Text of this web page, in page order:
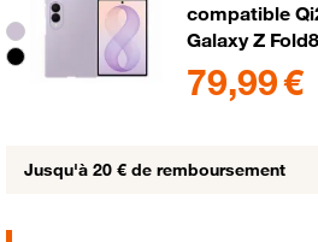
Groupe de couleurs disponibles non
compatible
Galaxy Z Fold8
79,99 €
Jusqu'à 20 € de remboursement